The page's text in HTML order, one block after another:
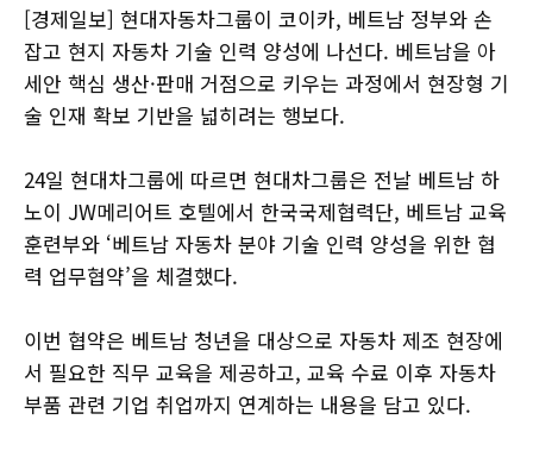
[경제일보] 현대자동차그룹이 코이카, 베트남 정부와 손
잡고 현지 자동차 기술 인력 양성에 나선다. 베트남을 아
세안 핵심 생산·판매 거점으로 키우는 과정에서 현장형 기
술 인재 확보 기반을 넓히려는 행보다.
24일 현대차그룹에 따르면 현대차그룹은 전날 베트남 하
노이 JW메리어트 호텔에서 한국국제협력단, 베트남 교육
훈련부와 ‘베트남 자동차 분야 기술 인력 양성을 위한 협
력 업무협약’을 체결했다.
이번 협약은 베트남 청년을 대상으로 자동차 제조 현장에
서 필요한 직무 교육을 제공하고, 교육 수료 이후 자동차
부품 관련 기업 취업까지 연계하는 내용을 담고 있다.